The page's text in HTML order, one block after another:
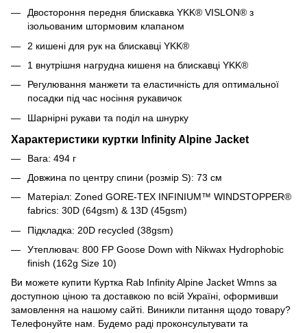
Двостороння передня блискавка YKK® VISLON® з
ізольованим штормовим клапаном
2 кишені для рук на блискавці YKK®
1 внутрішня нагрудна кишеня на блискавці YKK®
Регулювання манжети та еластичність для оптимальної
посадки під час носіння рукавичок
Шарнірні рукави та поділ на шнурку
Характеристики куртки Infinity Alpine Jacket
Вага: 494 г
Довжина по центру спини (розмір S): 73 см
Матеріал: Zoned GORE-TEX INFINIUM™ WINDSTOPPER®
fabrics: 30D (64gsm) & 13D (45gsm)
Підкладка: 20D recycled (38gsm)
Утеплювач: 800 FP Goose Down with Nikwax Hydrophobic
finish (162g Size 10)
Ви можете купити Куртка Rab Infinity Alpine Jacket Wmns за
доступною ціною та доставкою по всій Україні, оформивши
замовлення на нашому сайті. Виникли питання щодо товару?
Телефонуйте нам. Будемо раді проконсультувати та